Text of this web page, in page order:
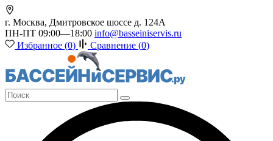
г. Москва, Дмитровское шоссе д. 124А
ПН-ПТ 09:00—18:00 info@basseiniservis.ru
Избранное (0) Сравнение (0)